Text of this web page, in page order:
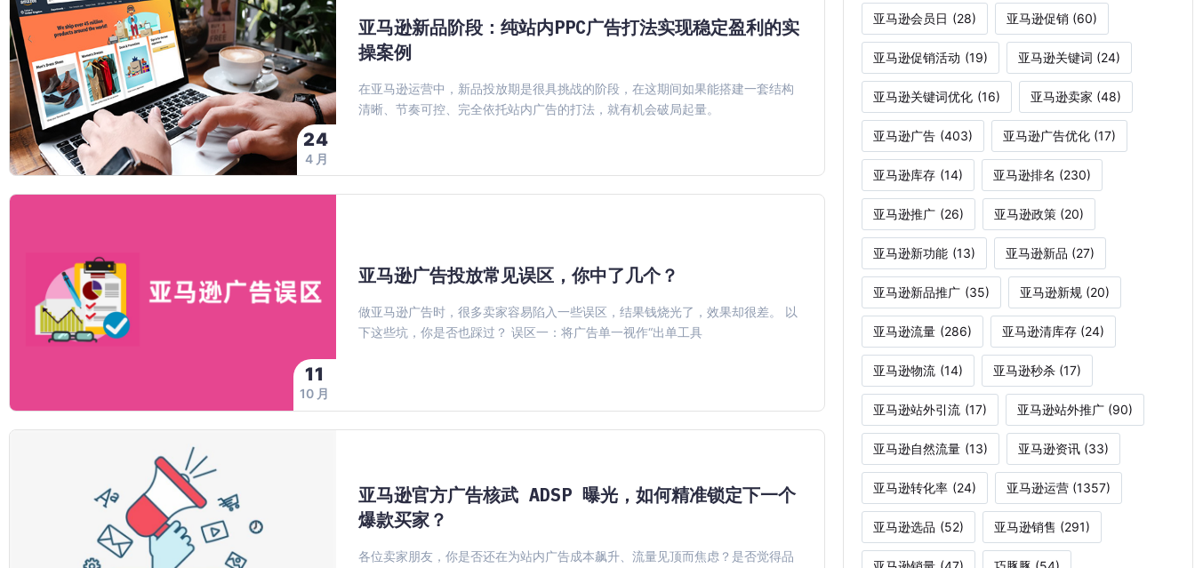
24
4 月
亚马逊新品阶段：纯站内PPC广告打法实现稳定盈利的实
操案例
在亚马逊运营中，新品投放期是很具挑战的阶段，在这期间如果能搭建一套结构
清晰、节奏可控、完全依托站内广告的打法，就有机会破局起量。
11
10 月
亚马逊广告投放常见误区，你中了几个？
做亚马逊广告时，很多卖家容易陷入一些误区，结果钱烧光了，效果却很差。 以
下这些坑，你是否也踩过？ 误区一：将广告单一视作“出单工具
亚马逊官方广告核武 ADSP 曝光，如何精准锁定下一个
爆款买家？
各位卖家朋友，你是否还在为站内广告成本飙升、流量见顶而焦虑？是否觉得品
亚马逊会员日 (28) 亚马逊促销 (60)
亚马逊促销活动 (19) 亚马逊关键词 (24)
亚马逊关键词优化 (16) 亚马逊卖家 (48)
亚马逊广告 (403) 亚马逊广告优化 (17)
亚马逊库存 (14) 亚马逊排名 (230)
亚马逊推广 (26) 亚马逊政策 (20)
亚马逊新功能 (13) 亚马逊新品 (27)
亚马逊新品推广 (35) 亚马逊新规 (20)
亚马逊流量 (286) 亚马逊清库存 (24)
亚马逊物流 (14) 亚马逊秒杀 (17)
亚马逊站外引流 (17) 亚马逊站外推广 (90)
亚马逊自然流量 (13) 亚马逊资讯 (33)
亚马逊转化率 (24) 亚马逊运营 (1357)
亚马逊选品 (52) 亚马逊销售 (291)